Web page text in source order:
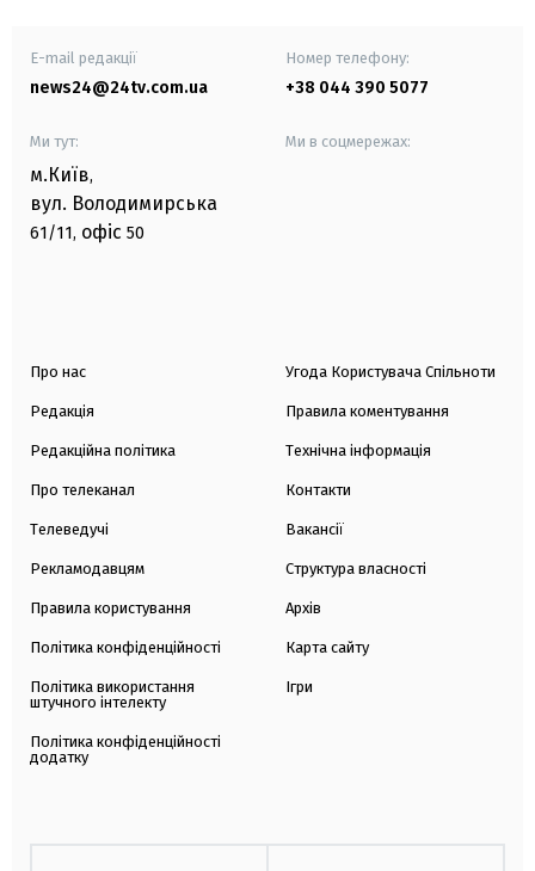
E-mail редакції
news24@24tv.com.ua
Номер телефону:
+38 044 390 5077
Ми тут:
м.Київ,
вул. Володимирська
61/11, офіс 50
Ми в соцмережах:
Про нас
Редакція
Редакційна політика
Про телеканал
Телеведучі
Рекламодавцям
Правила користування
Політика конфіденційності
Політика використання
штучного інтелекту
Політика конфіденційності
додатку
Угода Користувача Спільноти
Правила коментування
Технічна інформація
Контакти
Вакансії
Структура власності
Архів
Карта сайту
Ігри